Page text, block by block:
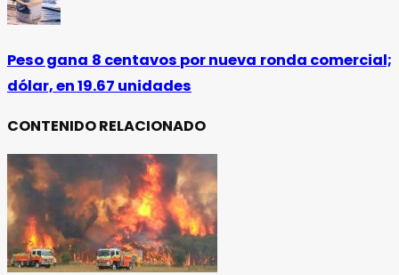
Peso gana 8 centavos por nueva ronda comercial;
dólar, en 19.67 unidades
CONTENIDO RELACIONADO